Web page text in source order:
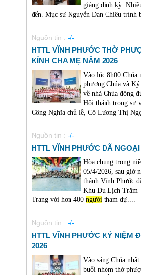
giảng định kỳ.
đến. Mục sư Nguyễn Đan Chiêu trình
Nguồn tin : -/-
HTTL VĨNH PHƯỚC THỜ
KÍNH CHA MẸ NĂM 2026
Vào lúc 8h00 Chúa
phượng Chúa và
về nhà Chúa đông
Hội thánh trong sự
Công Nghĩa chủ lễ, Cô Lương Thị
Nguồn tin : -/-
HTTL VĨNH PHƯỚC DÃ
Hòa chung trong
05/4/2026, sau giờ
thánh Vĩnh Phước
Khu Du Lịch Trăm
Trang với hơn 400 người tham dự....
Nguồn tin : -/-
HTTL VĨNH PHƯỚC KỶ NIỆM
2026
Vào sáng Chúa
buổi nhóm thờ